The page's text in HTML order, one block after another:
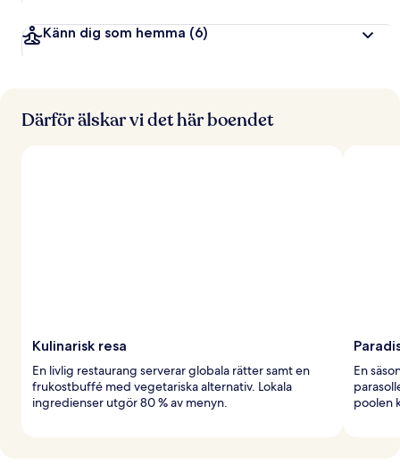
Känn dig som hemma (6)
Därför älskar vi det här boendet
Kulinarisk resa
En livlig restaurang serverar globala rätter samt en
frukostbuffé med vegetariska alternativ. Lokala
ingredienser utgör 80 % av menyn.
En
poolen